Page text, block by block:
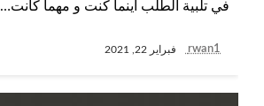
في تلبية الطلب أينما كنت و مهما كانت…
rwan1 فبراير 22, 2021